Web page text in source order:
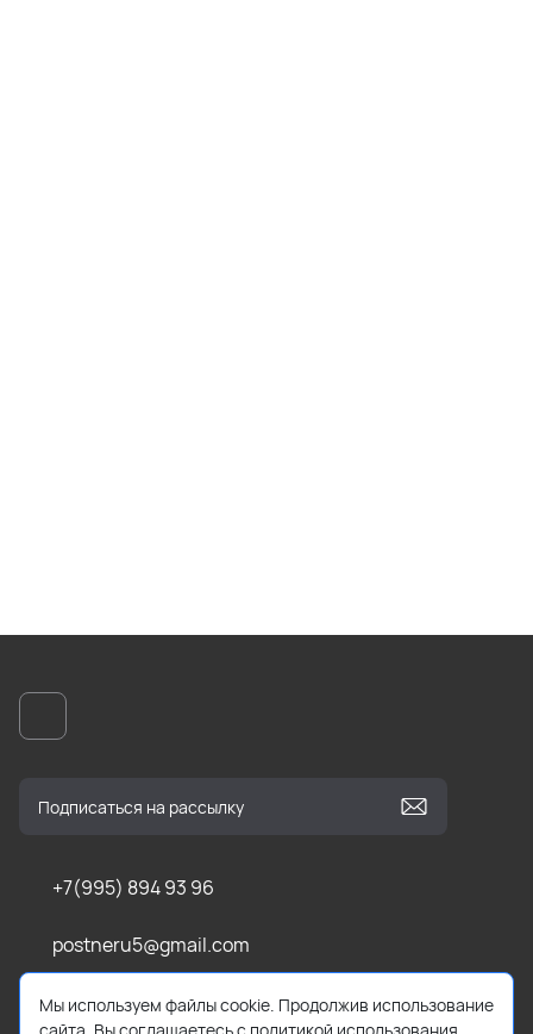
+7(995) 894 93 96
postneru5@gmail.com
Усть-Абаканский р-н, Калинино
Мы используем файлы cookie. Продолжив использование